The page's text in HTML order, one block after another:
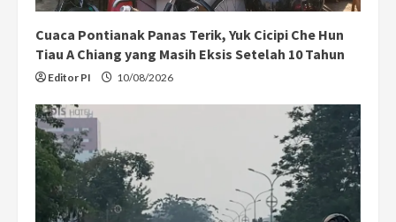
Cuaca Pontianak Panas Terik, Yuk Cicipi Che Hun
Tiau A Chiang yang Masih Eksis Setelah 10 Tahun
Editor PI 10/08/2026